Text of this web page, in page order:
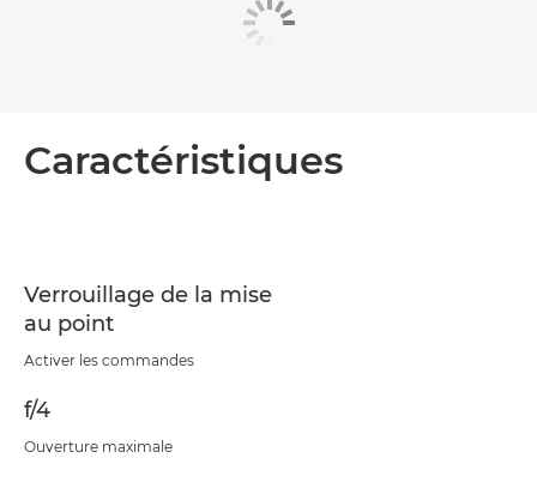
Caractéristiques
Verrouillage de la mise
au point
Activer les commandes
f/4
Ouverture maximale